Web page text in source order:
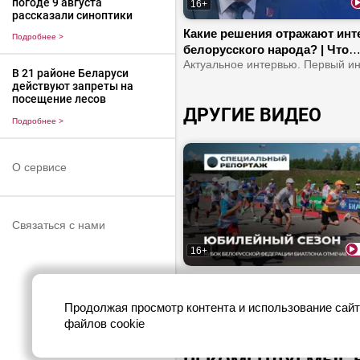
рассказали синоптики
Подробнее >
В 21 районе Беларуси
действуют запреты на
посещение лесов
Подробнее >
О сервисе
Связаться с нами
16+
Какие решения отражают
белорусского народа? | Что
устанавливает мост между
ДРУГИЕ ВИДЕО
16+
соревнования дают
Специальный репортаж
Продолжая просмотр контента и использование
файлов cookie